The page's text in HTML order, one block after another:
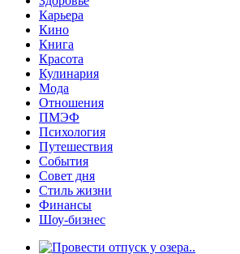
Карьера
Кино
Книга
Красота
Кулинария
Мода
Отношения
ПМЭФ
Психология
Путешествия
События
Совет дня
Стиль жизни
Финансы
Шоу-бизнес